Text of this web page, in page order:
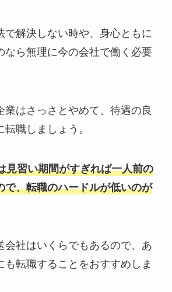
で解決しない時や、身心ともに
なら無理に今の会社で働く必要
業はさっさとやめて、待遇の良
職しましょう。
見習い期間がすぎれば一人前の
で、転職のハードルが低いのが
会社はいくらでもあるので、あ
も転職することをおすすめしま